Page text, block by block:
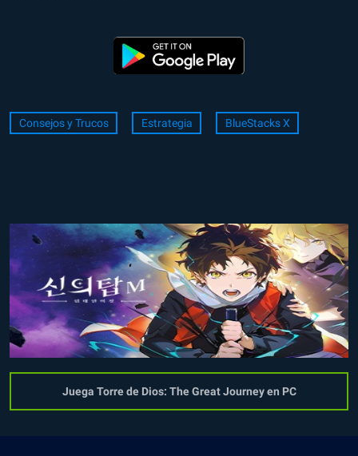
Consejos y Trucos Estrategia BlueStacks X
Juega Torre de Dios: The Great Journey en PC